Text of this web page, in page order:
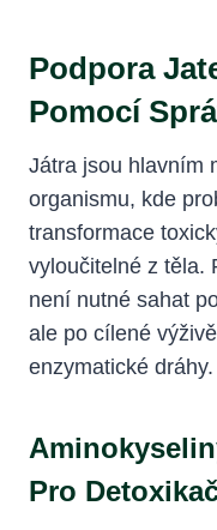
Podpora
Pomocí
Játra jsou hlavním
organismu, kde
transformace
vyloučitelné z těla.
není nutné sahat
ale po cílené
enzymatické dráhy.
Pro